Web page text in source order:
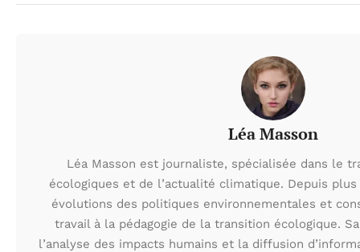
Léa Masson
Léa Masson est journaliste, spécialisée dans le
écologiques et de l’actualité climatique. Depuis
évolutions des politiques environnementales et
travail à la pédagogie de la transition écologique.
l’analyse des impacts humains et la diffusion